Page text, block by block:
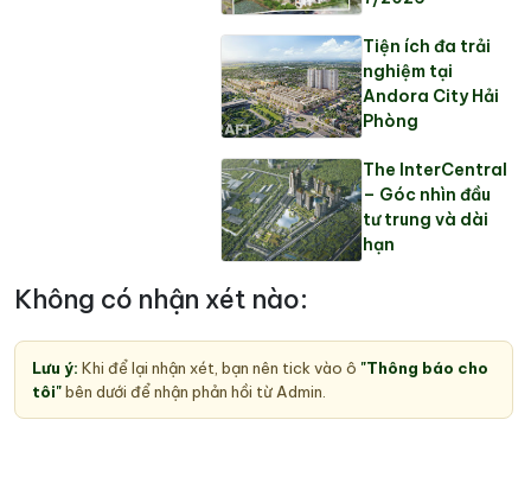
Tiện ích đa trải
nghiệm tại
Andora City Hải
Phòng
The InterCentral
– Góc nhìn đầu
tư trung và dài
hạn
Không có nhận xét nào:
Lưu ý: Khi để lại nhận xét, bạn nên tick vào ô "Thông báo cho
tôi"bên dưới để nhận phản hồi từ Admin.